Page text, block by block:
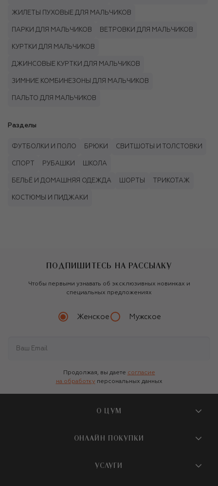
ЖИЛЕТЫ ПУХОВЫЕ ДЛЯ МАЛЬЧИКОВ
ПАРКИ ДЛЯ МАЛЬЧИКОВ ВЕТРОВКИ ДЛЯ МАЛЬЧИКОВ
КУРТКИ ДЛЯ МАЛЬЧИКОВ
ДЖИНСОВЫЕ КУРТКИ ДЛЯ МАЛЬЧИКОВ
ЗИМНИЕ КОМБИНЕЗОНЫ ДЛЯ МАЛЬЧИКОВ
ПАЛЬТО ДЛЯ МАЛЬЧИКОВ
Разделы
ФУТБОЛКИ И ПОЛО БРЮКИ СВИТШОТЫ И ТОЛСТОВКИ
СПОРТ РУБАШКИ ШКОЛА
БЕЛЬЁ И ДОМАШНЯЯ ОДЕЖДА ШОРТЫ ТРИКОТАЖ
КОСТЮМЫ И ПИДЖАКИ
ПОДПИШИТЕСЬ НА РАССЫЛКУ
Чтобы первыми узнавать об эксклюзивных новинках и
специальных предложениях
Женское Мужское
Продолжая, вы даете согласие
на обработку персональных данных
О ЦУМ
О магазине
Бутики и ПВЗ ЦУМ
ОНЛАЙН ПОКУПКИ
УСЛУГИ